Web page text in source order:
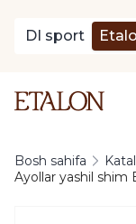
DI sport
Bosh sahifa
Ayollar yashil shim